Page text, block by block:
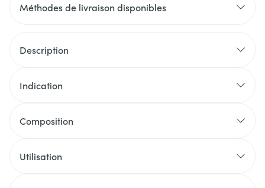
Méthodes de livraison disponibles
Description
Indication
Composition
Utilisation